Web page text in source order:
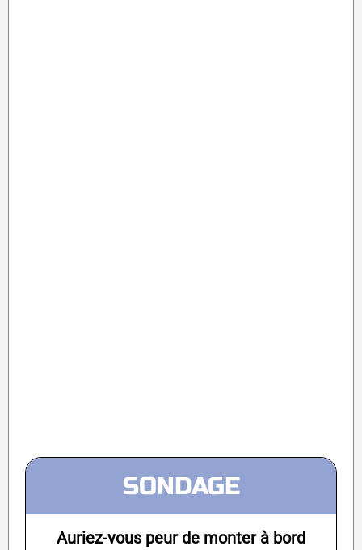
SONDAGE
Auriez-vous peur de monter à bord